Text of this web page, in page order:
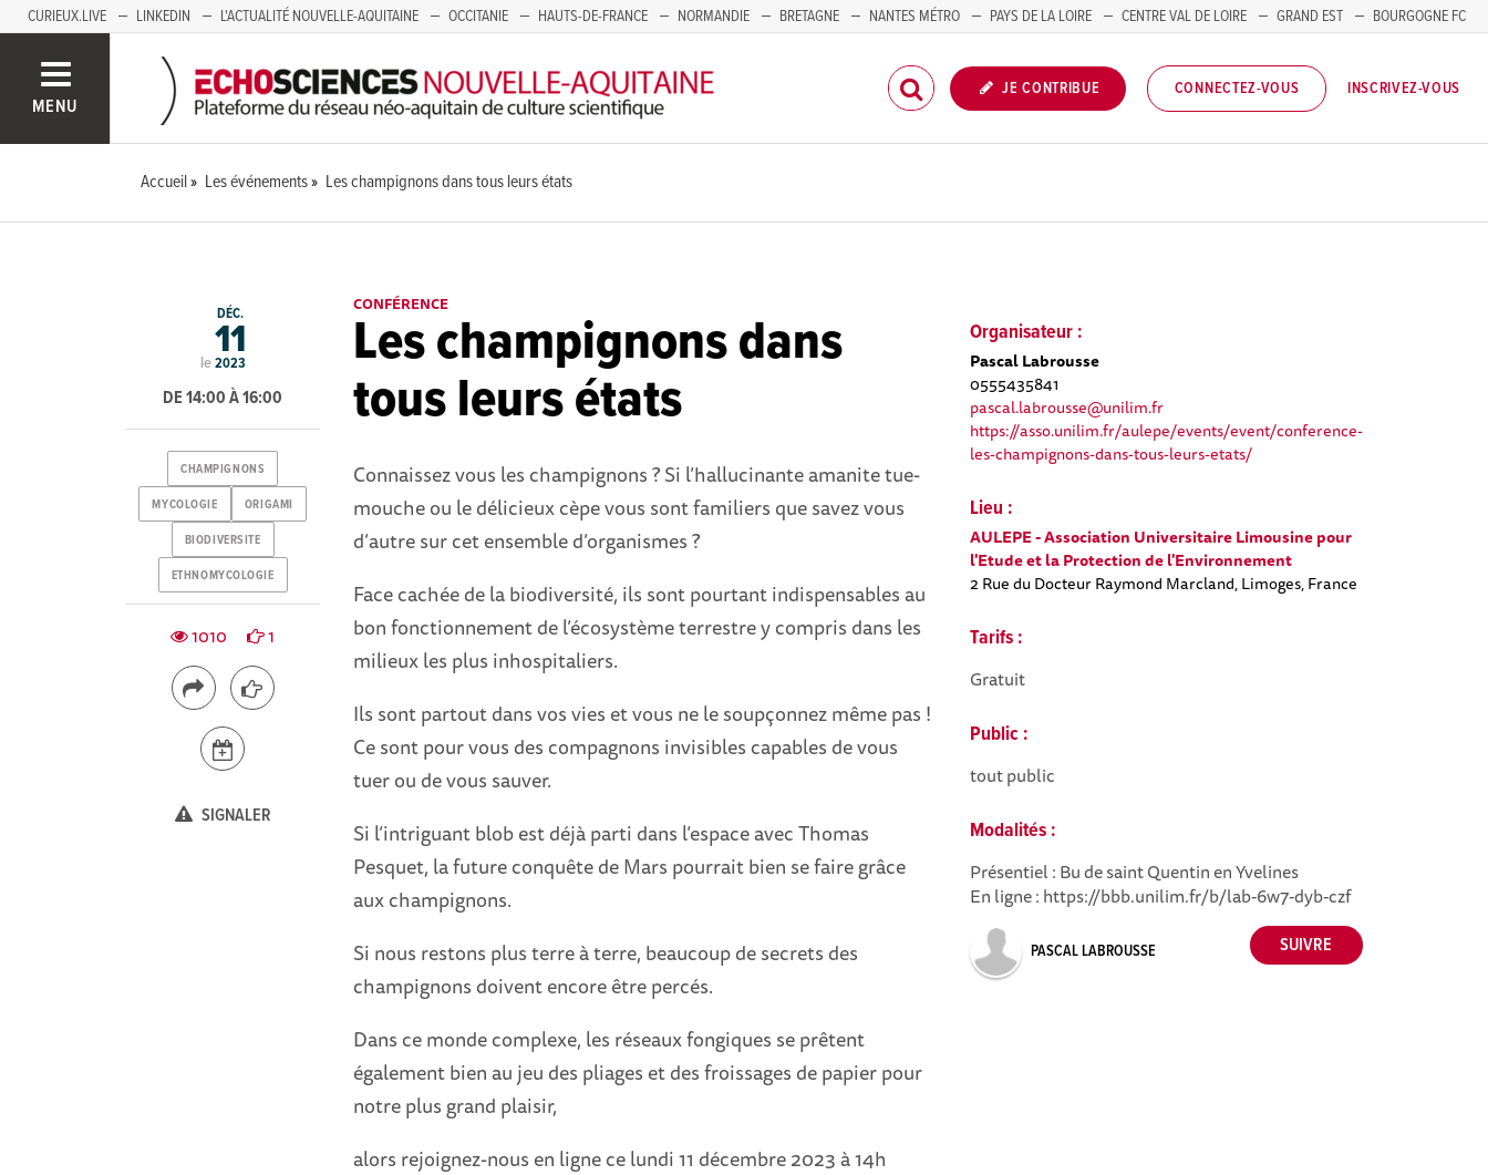
CURIEUX.LIVE LINKEDIN L'ACTUALITÉ NOUVELLE-AQUITAINE OCCITANIE HAUTS-DE-FRANCE NORMANDIE BRETAGNE NANTES MÉTRO PAYS DE LA LOIRE CENTRE VAL DE LOIRE GRAND EST
BOURGOGNE FC
MENU
JE CONTRIBUE CONNECTEZ-VOUS INSCRIVEZ-VOUS
Accueil Les événements Les champignons dans tous leurs états
CONFÉRENCE
Les champignons dans
tous leurs états
Connaissez vous les champignons ? Si l’hallucinante amanite tue-
mouche ou le délicieux cèpe vous sont familiers que savez vous
d’autre sur cet ensemble d’organismes ?
Face cachée de la biodiversité, ils sont pourtant indispensables au
bon fonctionnement de l’écosystème terrestre y compris dans les
milieux les plus inhospitaliers.
Ils sont partout dans vos vies et vous ne le soupçonnez même pas !
Ce sont pour vous des compagnons invisibles capables de vous
tuer ou de vous sauver.
Si l’intriguant blob est déjà parti dans l’espace avec Thomas
Pesquet, la future conquête de Mars pourrait bien se faire grâce
aux champignons.
Si nous restons plus terre à terre, beaucoup de secrets des
champignons doivent encore être percés.
Dans ce monde complexe, les réseaux fongiques se prêtent
également bien au jeu des pliages et des froissages de papier pour
notre plus grand plaisir,
alors rejoignez-nous en ligne ce lundi 11 décembre 2023 à 14h
Organisateur :
Pascal Labrousse
0555435841
pascal.labrousse@unilim.fr
https://asso.unilim.fr/aulepe/events/event/conference-
les-champignons-dans-tous-leurs-etats/
Lieu :
AULEPE - Association Universitaire Limousine pour
l'Etude et la Protection de l'Environnement
2 Rue du Docteur Raymond Marcland, Limoges, France
Tarifs :
Gratuit
Public :
tout public
Modalités :
Présentiel : Bu de saint Quentin en Yvelines
En ligne : https://bbb.unilim.fr/b/lab-6w7-dyb-czf
PASCAL LABROUSSE
le
DÉC.
11
2023
DE 14:00 À 16:00
CHAMPIGNONS
MYCOLOGIE ORIGAMI
BIODIVERSITE
ETHNOMYCOLOGIE
1010 1
SIGNALER